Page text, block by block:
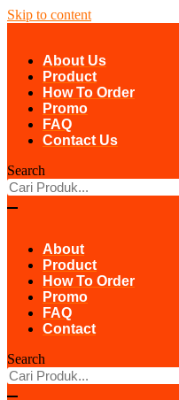
Skip to content
About Us
Product
How To Order
Promo
FAQ
Contact Us
Search
About
Product
How To Order
Promo
FAQ
Contact
Search